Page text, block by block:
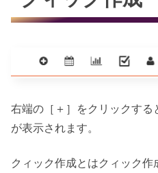
右端の［＋］をクリックする
が表示されます。
クィック作成とはクィック